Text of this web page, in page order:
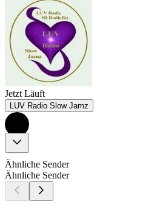
Jetzt Läuft
LUV Radio Slow Jamz
Ähnliche Sender
Ähnliche Sender